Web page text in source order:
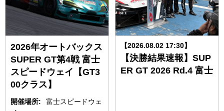
2026年オートバックス
SUPER GT第4戦 富士
スピードウェイ【GT3
00クラス】
開催場所:
富士スピードウェ
【2026.08.02 17:30】
【決勝結果速報】SUP
ER GT 2026 Rd.4 富士